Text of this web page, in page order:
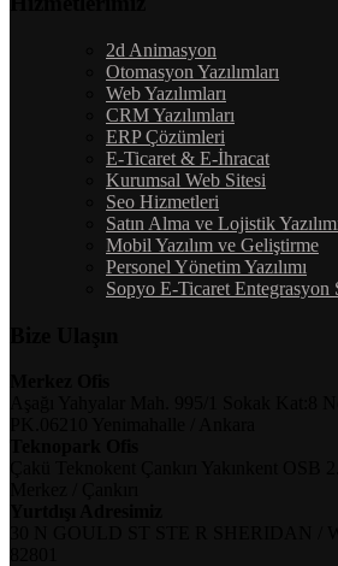
2d Animasyon
Otomasyon Yazılımları
Web Yazılımları
CRM Yazılımları
ERP Çözümleri
E-Ticaret & E-İhracat
Kurumsal Web Sitesi
Seo Hizmetleri
Satın Alma ve Lojistik
Mobil Yazılım ve Geliştirme
Personel Yönetim Yazılımı
Sopyo E-Ticaret Entegrasyon